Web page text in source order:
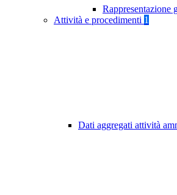
Rappresentazione
Attività e procedimenti 1
Dati aggregati attività